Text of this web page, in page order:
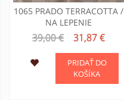
1065 PRADO TERRACOTTA /
NA LEPENIE
39,00 € 31,87 €
PRIDAŤ DO
KOŠÍKA